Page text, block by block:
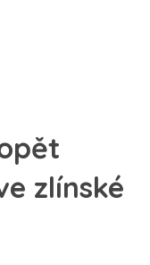
zlínské